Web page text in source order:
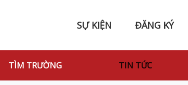
SỰ KIỆN ĐĂNG KÝ
TÌM TRƯỜNG TIN TỨC